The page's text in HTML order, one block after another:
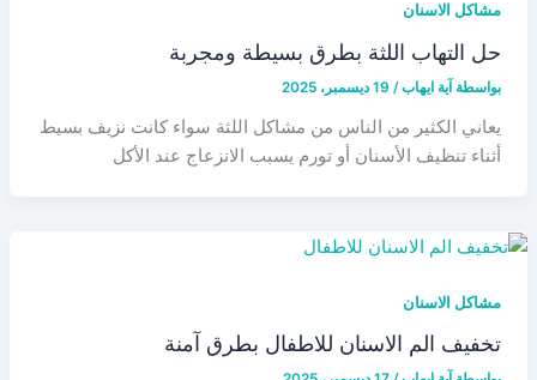
مشاكل الاسنان
حل التهاب اللثة بطرق بسيطة ومجربة
بواسطة آية ايهاب/ 19 ديسمبر، 2025
يعاني الكثير من الناس من مشاكل اللثة سواء كانت نزيف بسيط
أثناء تنظيف الأسنان أو تورم يسبب الانزعاج عند الأكل
مشاكل الاسنان
تخفيف الم الاسنان للاطفال بطرق آمنة